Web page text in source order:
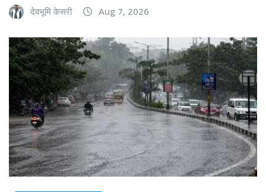
देवभूमि केसरी Aug 7, 2026